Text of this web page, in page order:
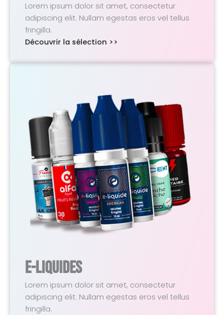
Lorem ipsum dolor sit amet, consectetur
adipiscing elit. Nullam egestas eros vel tellus
fringilla.
Découvrir la sélection >>
E-Liquides
Lorem ipsum dolor sit amet, consectetur
adipiscing elit. Nullam egestas eros vel tellus
fringilla.